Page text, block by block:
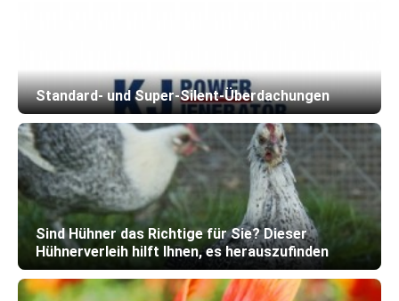
Standard- und Super-Silent-Überdachungen
Sind Hühner das Richtige für Sie? Dieser
Hühnerverleih hilft Ihnen, es herauszufinden